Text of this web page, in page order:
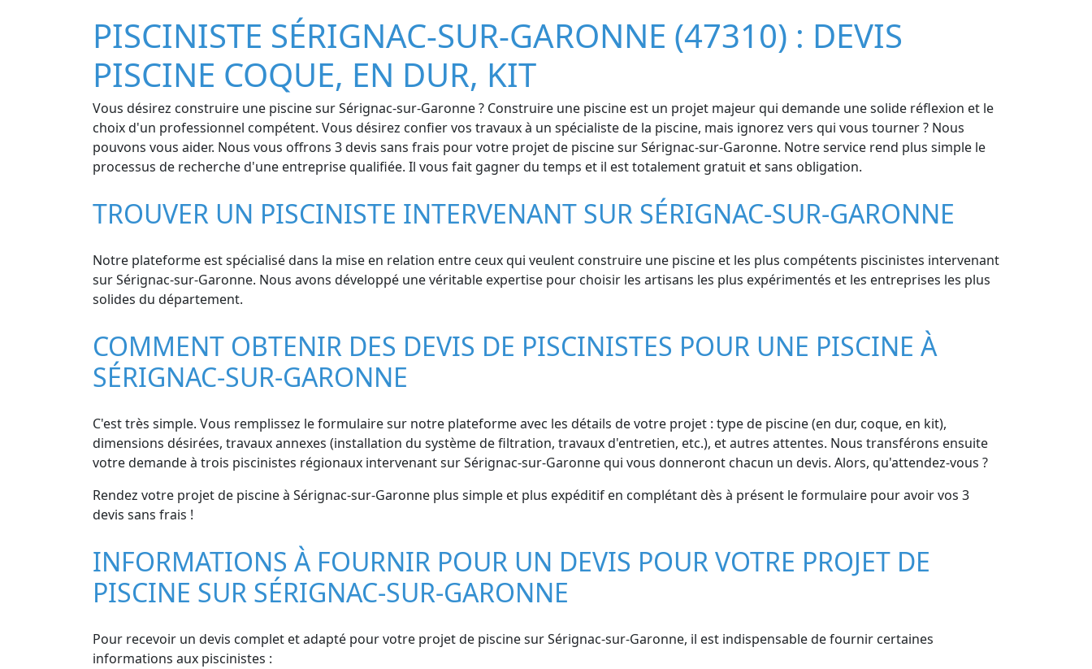
PISCINISTE SÉRIGNAC-SUR-GARONNE (47310) : DEVIS
PISCINE COQUE, EN DUR, KIT
Vous désirez construire une piscine sur Sérignac-sur-Garonne ? Construire une piscine est un projet majeur qui demande une solide réflexion et le
choix d'un professionnel compétent. Vous désirez confier vos travaux à un spécialiste de la piscine, mais ignorez vers qui vous tourner ? Nous
pouvons vous aider. Nous vous offrons 3 devis sans frais pour votre projet de piscine sur Sérignac-sur-Garonne. Notre service rend plus simple le
processus de recherche d'une entreprise qualifiée. Il vous fait gagner du temps et il est totalement gratuit et sans obligation.
TROUVER UN PISCINISTE INTERVENANT SUR SÉRIGNAC-SUR-GARONNE
Notre plateforme est spécialisé dans la mise en relation entre ceux qui veulent construire une piscine et les plus compétents piscinistes intervenant
sur Sérignac-sur-Garonne. Nous avons développé une véritable expertise pour choisir les artisans les plus expérimentés et les entreprises les plus
solides du département.
COMMENT OBTENIR DES DEVIS DE PISCINISTES POUR UNE PISCINE À
SÉRIGNAC-SUR-GARONNE
C'est très simple. Vous remplissez le formulaire sur notre plateforme avec les détails de votre projet : type de piscine (en dur, coque, en kit),
dimensions désirées, travaux annexes (installation du système de filtration, travaux d'entretien, etc.), et autres attentes. Nous transférons ensuite
votre demande à trois piscinistes régionaux intervenant sur Sérignac-sur-Garonne qui vous donneront chacun un devis. Alors, qu'attendez-vous ?
Rendez votre projet de piscine à Sérignac-sur-Garonne plus simple et plus expéditif en complétant dès à présent le formulaire pour avoir vos 3
devis sans frais !
INFORMATIONS À FOURNIR POUR UN DEVIS POUR VOTRE PROJET DE
PISCINE SUR SÉRIGNAC-SUR-GARONNE
Pour recevoir un devis complet et adapté pour votre projet de piscine sur Sérignac-sur-Garonne, il est indispensable de fournir certaines
informations aux piscinistes :